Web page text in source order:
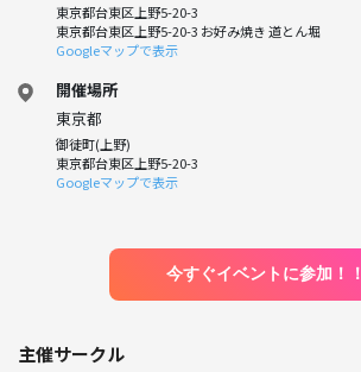
東京都台東区上野5-20-3
東京都台東区上野5-20-3 お好み焼き 道とん堀
Googleマップで表示
開催場所
東京都
御徒町(上野)
東京都台東区上野5-20-3
Googleマップで表示
今すぐイベントに参加！！
主催サークル